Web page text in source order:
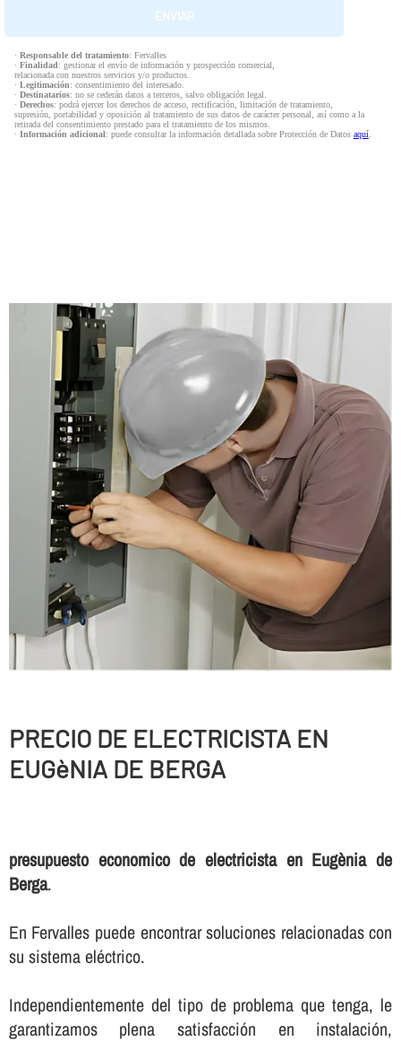
· Responsable del tratamiento: Fervalles
· Finalidad: gestionar el envío de información y prospección comercial,
relacionada con nuestros servicios y/o productos.
· Legitimación: consentimiento del interesado.
· Destinatarios: no se cederán datos a terceros, salvo obligación legal.
· Derechos: podrá ejercer los derechos de acceso, rectificación, limitación de tratamiento,
supresión, portabilidad y oposición al tratamiento de sus datos de carácter personal, así como a la
retirada del consentimiento prestado para el tratamiento de los mismos.
· Información adicional: puede consultar la información detallada sobre Protección de Datos aquí.
PRECIO DE ELECTRICISTA EN
EUGèNIA DE BERGA
presupuesto economico de electricista en Eugènia de
Berga.
En Fervalles puede encontrar soluciones relacionadas con
su sistema eléctrico.
Independientemente del tipo de problema que tenga, le
garantizamos plena satisfacción en instalación,